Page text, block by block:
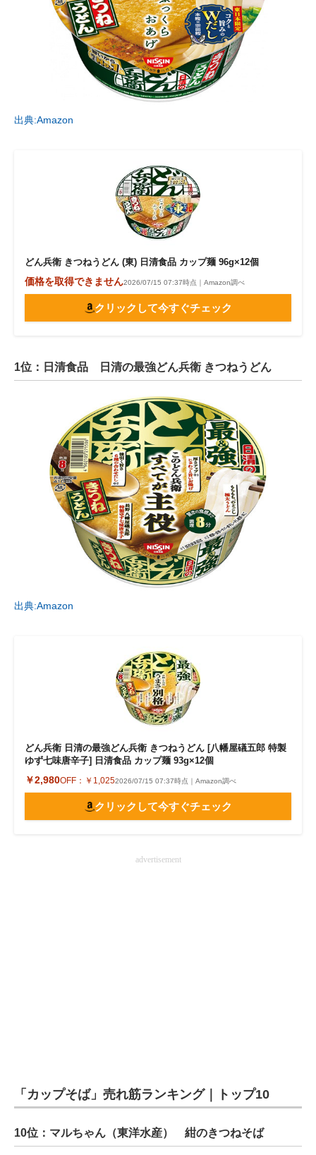
出典:Amazon
どん兵衛 きつねうどん (東) 日清食品 カップ麺 96g×12個
価格を取得できません2026/07/15 07:37時点｜Amazon調べ
クリックして今すぐチェック
1位：日清食品 日清の最強どん兵衛 きつねうどん
出典:Amazon
どん兵衛 日清の最強どん兵衛 きつねうどん [八幡屋礒五郎 特製
ゆず七味唐辛子] 日清食品 カップ麺 93g×12個
￥2,980OFF： ￥1,0252026/07/15 07:37時点｜Amazon調べ
クリックして今すぐチェック
advertisement
「カップそば」売れ筋ランキング｜トップ10
10位：マルちゃん（東洋水産） 紺のきつねそば